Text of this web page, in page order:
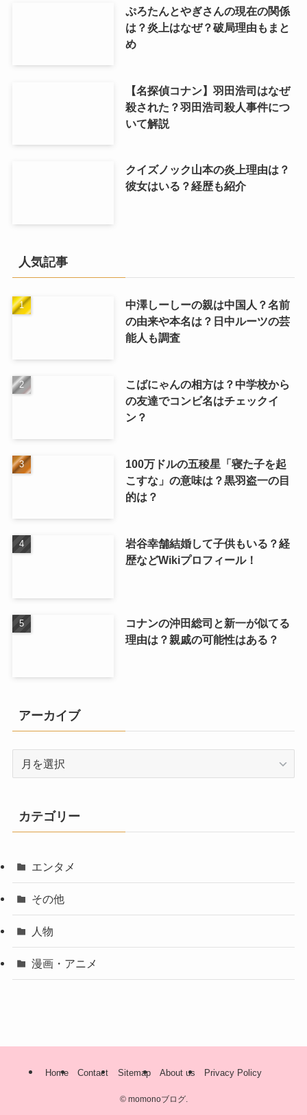
ぷろたんとやぎさんの現在の関係
は？炎上はなぜ？破局理由もまと
め
【名探偵コナン】羽田浩司はなぜ
殺された？羽田浩司殺人事件につ
いて解説
クイズノック山本の炎上理由は？
彼女はいる？経歴も紹介
人気記事
中澤しーしーの親は中国人？名前
の由来や本名は？日中ルーツの芸
能人も調査
こばにゃんの相方は？中学校から
の友達でコンビ名はチェックイ
ン？
100万ドルの五稜星「寝た子を起
こすな」の意味は？黒羽盗一の目
的は？
岩谷幸舗結婚して子供もいる？経
歴などWikiプロフィール！
コナンの沖田総司と新一が似てる
理由は？親戚の可能性はある？
アーカイブ
ブ
カテゴリー
エンタメ
その他
人物
漫画・アニメ
Home Contact Sitemap About us Privacy Policy
©momonoブログ.